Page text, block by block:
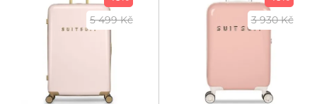
5 499 Kč
3 930 Kč